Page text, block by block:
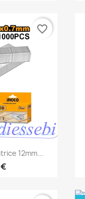
12mm...
favorite_border